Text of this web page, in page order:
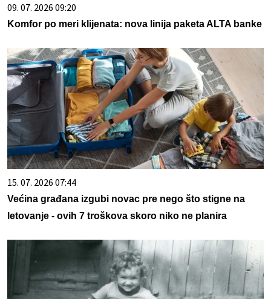
09. 07. 2026 09:20
Komfor po meri klijenata: nova linija paketa ALTA banke
15. 07. 2026 07:44
Većina građana izgubi novac pre nego što stigne na
letovanje - ovih 7 troškova skoro niko ne planira